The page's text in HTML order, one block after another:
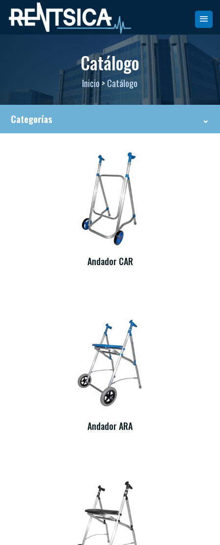
Catálogo
Inicio> Catálogo
Categorías ⌄
Andador CAR
Andador ARA